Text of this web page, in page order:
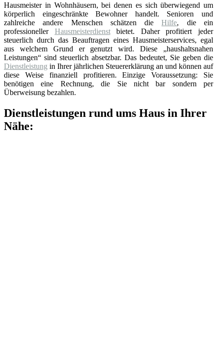
Hausmeister in Wohnhäusern, bei denen es sich überwiegend um
körperlich eingeschränkte Bewohner handelt. Senioren und
zahlreiche andere Menschen schätzen dieHilfe, die ein
professioneller Hausmeisterdienstbietet. Daher profitiert jeder
steuerlich durch das Beauftragen eines Hausmeisterservices, egal
aus welchem Grund er genutzt wird. Diese „haushaltsnahen
Leistungen“ sind steuerlich absetzbar. Das bedeutet, Sie geben die
Dienstleistung in Ihrer jährlichen Steuererklärung an und können auf
diese Weise finanziell profitieren. Einzige Voraussetzung: Sie
benötigen eine Rechnung, die Sie nicht bar sondern per
Überweisung bezahlen.
Dienstleistungen rund ums Haus in Ihrer
Nähe: